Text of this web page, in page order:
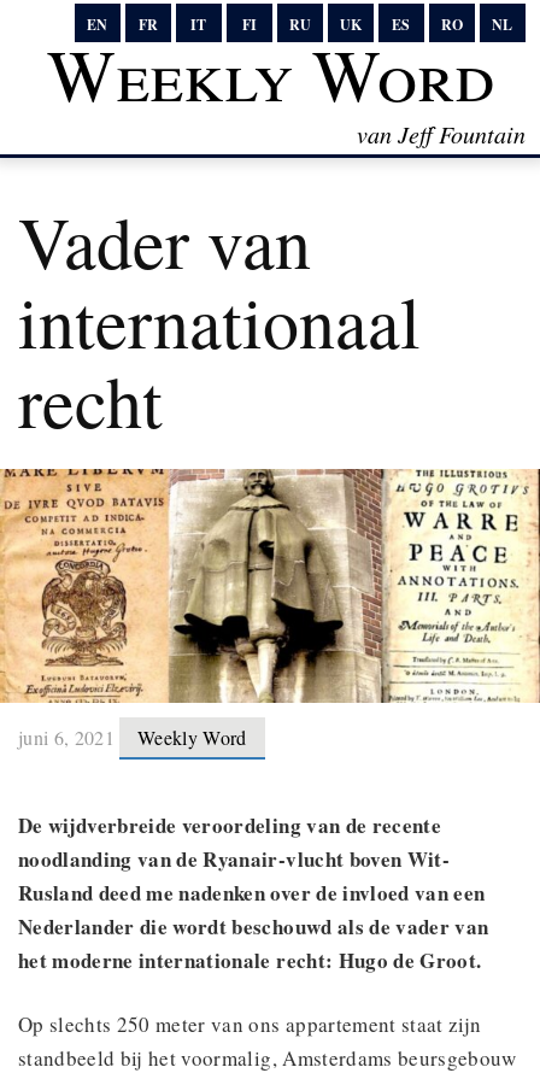
EN FR IT FI RU UK ES RO NL
Weekly Word
van Jeff Fountain
Vader van
internationaal
recht
juni 6, 2021 Weekly Word
De wijdverbreide veroordeling van de recente
noodlanding van de Ryanair-vlucht boven Wit-
Rusland deed me nadenken over de invloed van een
Nederlander die wordt beschouwd als de vader van
het moderne internationale recht: Hugo de Groot.
Op slechts 250 meter van ons appartement staat zijn
standbeeld bij het voormalig, Amsterdams beursgebouw